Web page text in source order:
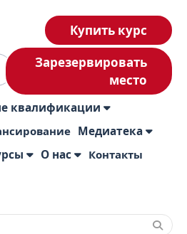
Купить курс
Зарезервировать
место
квалификации
Медиатека
О нас Контакты